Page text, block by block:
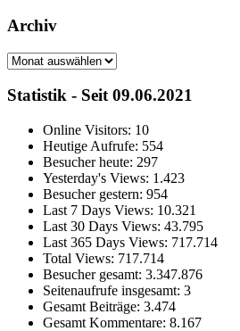
Archiv
Archiv
Statistik - Seit 09.06.2021
Online Visitors: 10
Heutige Aufrufe: 554
Besucher heute: 297
Yesterday's Views: 1.423
Besucher gestern: 954
Last 7 Days Views: 10.321
Last 30 Days Views: 43.795
Last 365 Days Views: 717.714
Total Views: 717.714
Besucher gesamt: 3.347.876
Seitenaufrufe insgesamt: 3
Gesamt Beiträge: 3.474
Gesamt Kommentare: 8.167